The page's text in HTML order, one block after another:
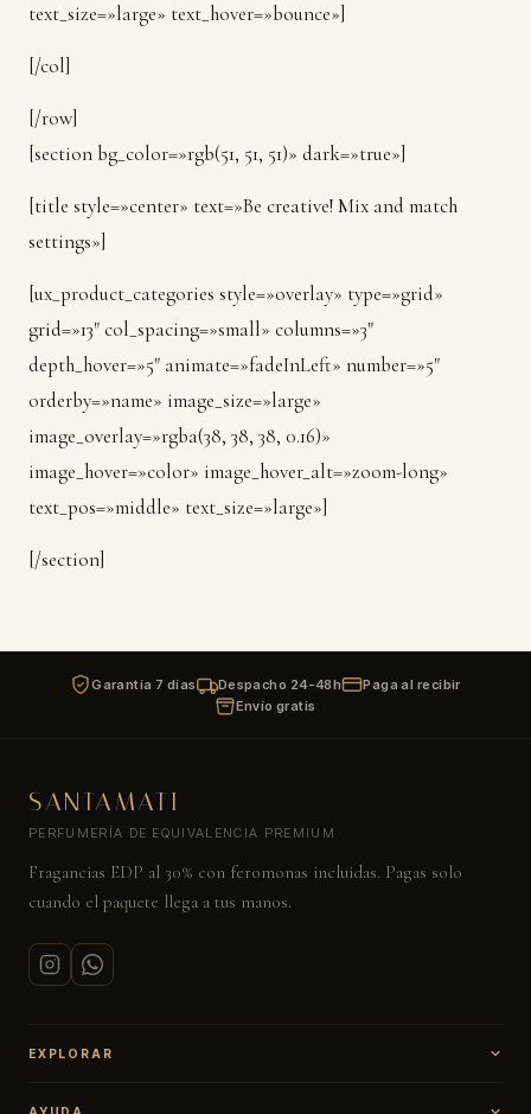
text_size=»large» text_hover=»bounce»]
[/col]
[/row]
[section bg_color=»rgb(51, 51, 51)» dark=»true»]
[title style=»center» text=»Be creative! Mix and match
settings»]
[ux_product_categories style=»overlay» type=»grid»
grid=»13″ col_spacing=»small» columns=»3″
depth_hover=»5″ animate=»fadeInLeft» number=»5″
orderby=»name» image_size=»large»
image_overlay=»rgba(38, 38, 38, 0.16)»
image_hover=»color» image_hover_alt=»zoom-long»
text_pos=»middle» text_size=»large»]
[/section]
Garantía 7 días Despacho 24-48h
Paga al recibir
Envío gratis
SANTAMATI
PERFUMERÍA DE EQUIVALENCIA PREMIUM
Fragancias EDP al 30% con feromonas incluidas. Pagas solo
cuando el paquete llega a tus manos.
EXPLORAR